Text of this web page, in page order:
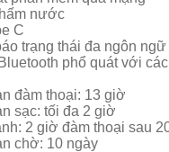
nước
C
trạng thái đa ngôn ngữ
phổ quát với
đàm thoại: 13 giờ
sạc: tối đa 2 giờ
2 giờ đàm thoại sau
chờ: 10 ngày